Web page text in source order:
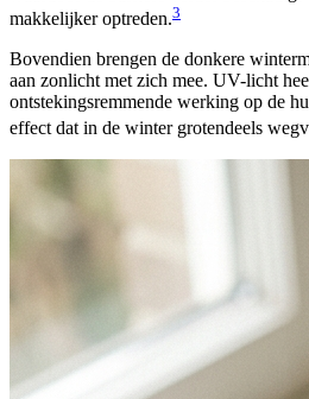
makkelijker optreden.3
Bovendien brengen de donkere
aan zonlicht met zich mee. UV-licht
ontstekingsremmende werking op de
effect dat in de winter grotendeels